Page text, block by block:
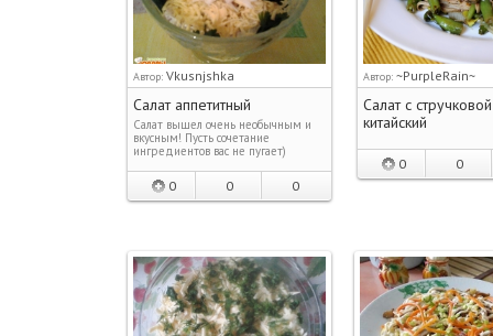
Автор: Vkusnjshka
Салат аппетитный
Салат вышел очень необычным и
вкусным! Пусть сочетание
ингредиентов вас не пугает)
0 0 0
Автор: ~PurpleRain~
Салат с
китайский
0 0